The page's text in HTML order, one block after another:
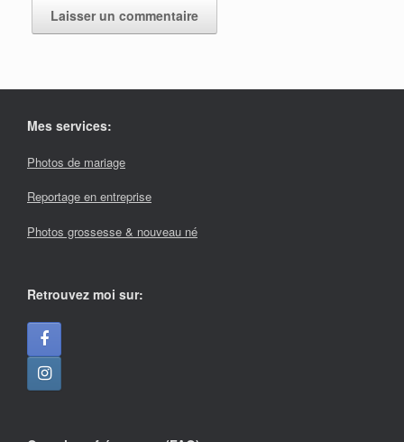
Mes services:
Photos de mariage
Reportage en entreprise
Photos grossesse & nouveau né
Retrouvez moi sur: